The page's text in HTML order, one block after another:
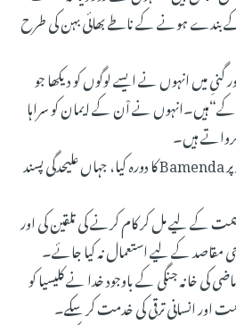
ہونے کے ناطے بھائی بہن کی طرح
میں انہوں نے ایسے لوگوں کو دیکھا جو
نے اْن کے ایمان کو سراہا
ہیں۔
کیمرون میں انہوں نے خاص طور پر Bamenda کا دورہ کیا، جہاں علیحدگی پسند
کے لیے مل کر کام کرنے کی تلقین کی اور
مقاصد کے لیے استعمال نہ کیا جائے۔
کی خانہ جنگی کے باوجود خدا نے کلیسیا کو
اور انسانی ترقی کی خدمت کر سکے۔